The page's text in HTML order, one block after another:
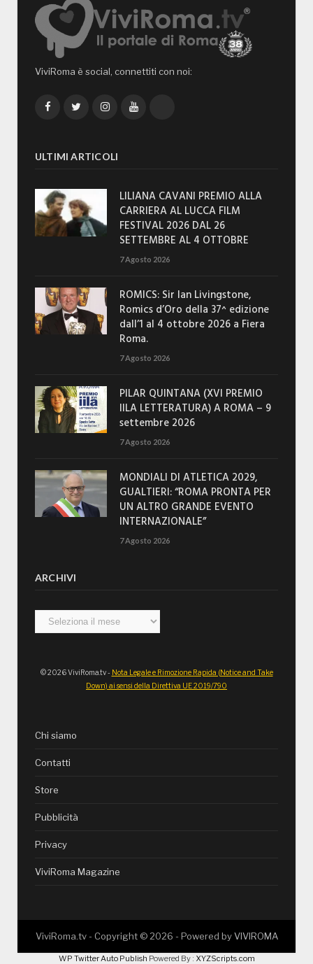
ViviRoma è social, connettiti con noi:
FacebookTwitterInstagramYouTube
ULTIMI ARTICOLI
LILIANA CAVANI PREMIO ALLA
CARRIERA AL LUCCA FILM
FESTIVAL 2026 DAL 26
SETTEMBRE AL 4 OTTOBRE
7 Agosto 2026
ROMICS: Sir Ian Livingstone,
Romics d’Oro della 37^ edizione
dall’1 al 4 ottobre 2026 a Fiera
Roma.
7 Agosto 2026
PILAR QUINTANA (XVI PREMIO
IILA LETTERATURA) A ROMA – 9
settembre 2026
7 Agosto 2026
MONDIALI DI ATLETICA 2029,
GUALTIERI: “ROMA PRONTA PER
UN ALTRO GRANDE EVENTO
INTERNAZIONALE”
7 Agosto 2026
ARCHIVI
Archivi
© 2026 ViviRoma.tv - Nota Legale e Rimozione Rapida (Notice and Take
Down) ai sensi della Direttiva UE 2019/790
Chi siamo
Contatti
Store
Pubblicità
Privacy
ViviRoma Magazine
ViviRoma.tv - Copyright © 2026 - Powered byVIVIROMA
WP Twitter Auto Publish Powered By : XYZScripts.com